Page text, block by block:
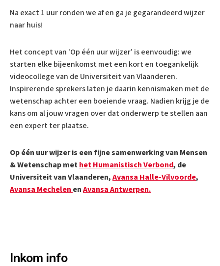
Na exact 1 uur ronden we af en ga je gegarandeerd wijzer
naar huis!
Het concept van ‘Op één uur wijzer’ is eenvoudig: we
starten elke bijeenkomst met een kort en toegankelijk
videocollege van de Universiteit van Vlaanderen.
Inspirerende sprekers laten je daarin kennismaken met de
wetenschap achter een boeiende vraag. Nadien krijg je de
kans om al jouw vragen over dat onderwerp te stellen aan
een expert ter plaatse.
Op één uur wijzer is een fijne samenwerking van Mensen
& Wetenschap methet Humanistisch Verbond, de
Universiteit van Vlaanderen,Avansa Halle-Vilvoorde,
Avansa Mechelen enAvansa Antwerpen.
Inkom info